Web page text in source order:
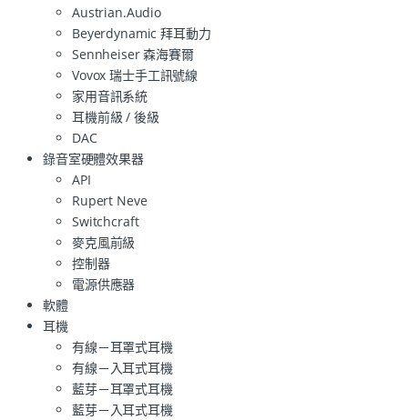
Austrian.Audio
Beyerdynamic 拜耳動力
Sennheiser 森海賽爾
Vovox 瑞士手工訊號線
家用音訊系統
耳機前級 / 後級
DAC
錄音室硬體效果器
API
Rupert Neve
Switchcraft
麥克風前級
控制器
電源供應器
軟體
耳機
有線－耳罩式耳機
有線－入耳式耳機
藍芽－耳罩式耳機
藍芽－入耳式耳機